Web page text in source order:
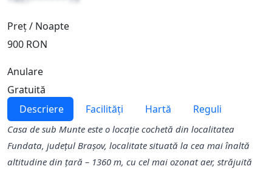
Preț / Noapte
900 RON
Anulare
Gratuită
Descriere
Facilități Hartă Reguli
Casa de sub Munte este o locaţie cochetă din localitatea
Fundata, județul Brașov, localitate situată la cea mai înaltă
altitudine din ţară – 1360 m, cu cel mai ozonat aer, străjuită